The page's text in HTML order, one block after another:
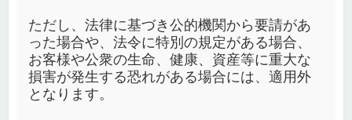
ただし、法律に基づき公的機関から要請があ
った場合や、法令に特別の規定がある場合、
お客様や公衆の生命、健康、資産等に重大な
損害が発生する恐れがある場合には、適用外
となります。